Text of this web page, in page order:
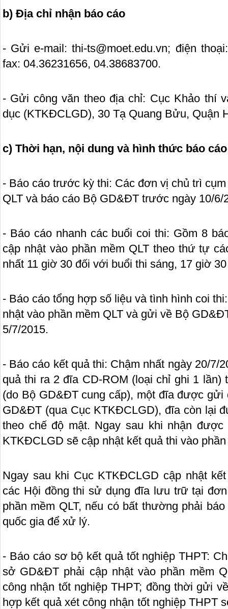
b) Địa chỉ nhận báo cáo
- Gửi e-mail: thi-ts@moet.edu.vn; điện
fax: 04.36231656, 04.38683700.
- Gửi công văn theo địa chỉ: Cục Khảo thí
dục (KTKĐCLGD), 30 Tạ Quang Bửu, Quận
c) Thời hạn, nội dung và hình thức báo cáo
- Báo cáo trước kỳ thi: Các đơn vị chủ trì
QLT và báo cáo Bộ GD&ĐT trước ngày 10/6/
- Báo cáo nhanh các buổi coi thi: Gồm 8
cập nhật vào phần mềm QLT theo thứ tự
nhất 11 giờ 30 đối với buổi thi sáng, 17 giờ
- Báo cáo tổng hợp số liệu và tình hình coi
nhật vào phần mềm QLT và gửi về Bộ
5/7/2015.
- Báo cáo kết quả thi: Chậm nhất ngày 20/7/
quả thi ra 2 đĩa CD-ROM (loại chỉ ghi 1
(do Bộ GD&ĐT cung cấp), một đĩa được gửi
GD&ĐT (qua Cục KTKĐCLGD), đĩa còn lại
theo chế độ mật. Ngay sau khi nhận
KTKĐCLGD sẽ cập nhật kết quả thi vào
Ngay sau khi Cục KTKĐCLGD cập nhật
các Hội đồng thi sử dụng đĩa lưu trữ tại
phần mềm QLT, nếu có bất thường phải
quốc gia để xử lý.
- Báo cáo sơ bộ kết quả tốt nghiệp THPT:
sở GD&ĐT phải cập nhật vào phần mềm
công nhận tốt nghiệp THPT; đồng thời gửi
hợp kết quả xét công nhận tốt nghiệp THPT